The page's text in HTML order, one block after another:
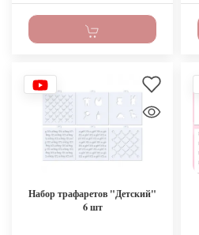
Набор трафаретов "Детский"
6 шт